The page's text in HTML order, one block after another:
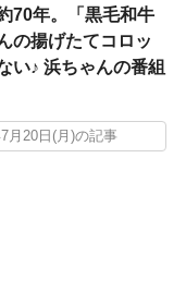
70年。「黒毛和牛
の揚げたてコロッ
い♪ 浜ちゃんの番組
月20日(月)の記事